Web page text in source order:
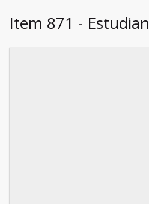
Item 871 -